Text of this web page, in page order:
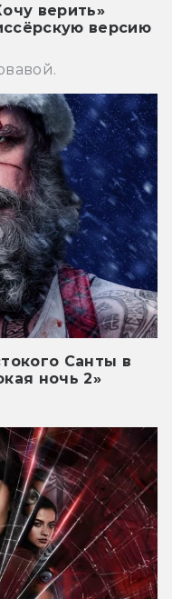
верить»
версию
Санты в
ночь 2»